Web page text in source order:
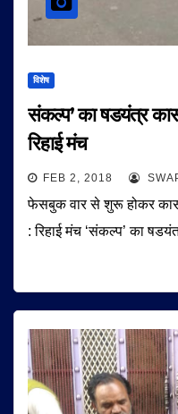
विशेष
संकल्प’ का षडयंत्र
रिहाई मंच
FEB 2, 2018
फेसबुक वार से शुरू होकर
: रिहाई मंच ‘संकल्प’ का